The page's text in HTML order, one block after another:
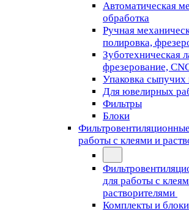
Автоматическая
обработка
Ручная
полировка,
Зуботехническая
фрезерование,
Упаковка сыпучих
Для ювелирных
Фильтры
Блоки
работы с клеями и
для работы с
растворителями
Комплекты и блоки